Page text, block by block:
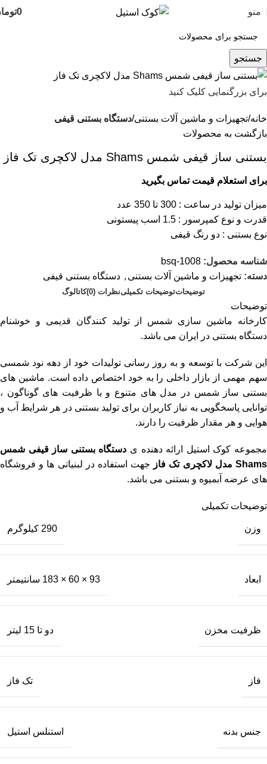
منو 0
جستجو
برای بزرگنمایی کلیک کنید
خانه تجهیزات و ماشین آلات بستنی دستگاه بستنی قیفی
بازگشت به محصولات
بستنی ساز قیفی شمس Shams مدل لاکچری تک فاز
برای استعلام قیمت تماس بگیرید
میزان تولید در ساعت : 300 تا 350 عدد
قدرت و نوع کمپرسور : 1.5 اسب پیستونی
نوع بستنی : دو رنگ قیفی
شناسه محصول: bsq-1008
دسته: تجهیزات و ماشین آلات بستنی , دستگاه بستنی قیفی
توضیحاتتوضیحات تکمیلینظرات (0) کاتالوگ
توضیحات
کارخانه ماشین سازی شمس از تولید کنندگان قدیمی و خوشنام
دستگاه بستنی در ایران می باشد.
این شرکت با توسعه و به روز رسانی تولیدات خود از دهه نود شمسی
سهم مهمی از بازار داخلی را به خود اختصاص داده است. ماشین های
بستنی ساز شمس در مدل های متنوع و با ظرفیت های گوناگون ،
توانایی پاسخگویی به نیاز کاربران برای تولید بستنی در هر شرایط آب و
هوایی و هر مقدار ظرفیت را دارند.
مجموعه کوک استیل ارائه دهنده ی دستگاه بستنی ساز قیفی شمس
Shams مدل لاکچری تک فاز
جهت استفاده در لبنیاتی ها و فروشگاه
های عرضه آبمیوه و بستنی می باشد.
توضیحات تکمیلی
وزن 290 کیلوگرم
ابعاد 93 × 60 × 183 سانتیمتر
ظرفیت مخزن دو تا 15 لیتر
فاز تک فاز
جنس بدنه استنلس استیل